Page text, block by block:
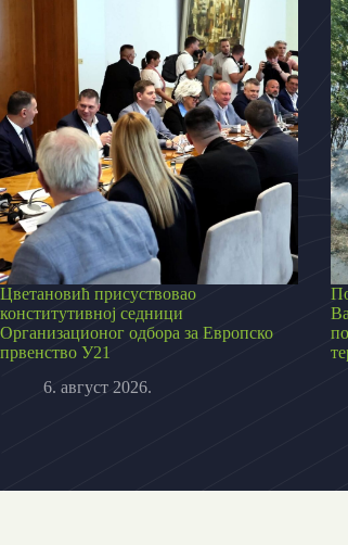
Цветановић присуствовао
конститутивној седници
Организационог одбора за Европско
првенство У21
6. август 2026.